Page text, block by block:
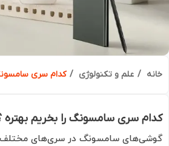
علم و تکنولوژی کدام سری سامسونگ را
سری سامسونگ را بخریم بهتره ؟